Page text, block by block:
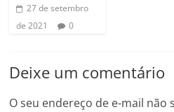
27 de setembro
de 2021
0
Deixe um comentário
O seu endereço de e-mail não